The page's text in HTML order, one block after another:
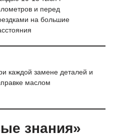
и перед
на большие
каждой замене деталей и
маслом
знания»